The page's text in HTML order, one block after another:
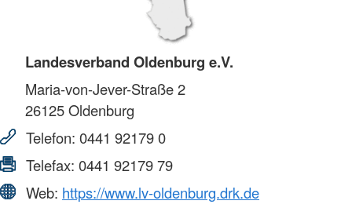
Landesverband Oldenburg e.V.
Maria-von-Jever-Straße 2
26125Oldenburg
Telefon: 0441 92179 0
Telefax: 0441 92179 79
Web: https://www.lv-oldenburg.drk.de